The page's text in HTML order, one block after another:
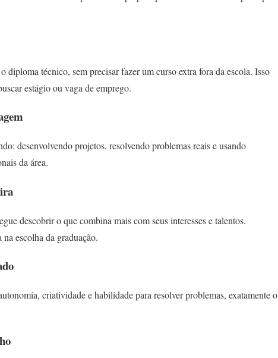
técnico, sem precisar fazer um curso extra fora da escola. Isso
estágio ou vaga de emprego.
desenvolvendo projetos, resolvendo problemas reais e usando
da área.
descobrir o que combina mais com seus interesses e talentos.
escolha da graduação.
criatividade e habilidade para resolver problemas, exatamente o